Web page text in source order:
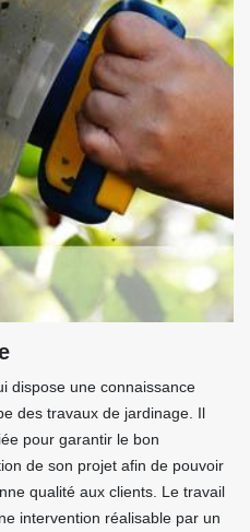
dispose une connaissance
des travaux de jardinage. Il
pour garantir le bon
de son projet afin de pouvoir
qualité aux clients. Le travail
intervention réalisable par un